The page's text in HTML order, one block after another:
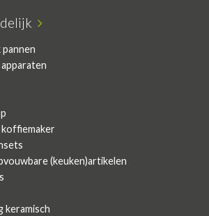
(keuken)artikelen
keramisch